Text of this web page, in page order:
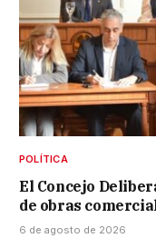
POLÍTICA
El Concejo
de obras
6 de agosto de 2026